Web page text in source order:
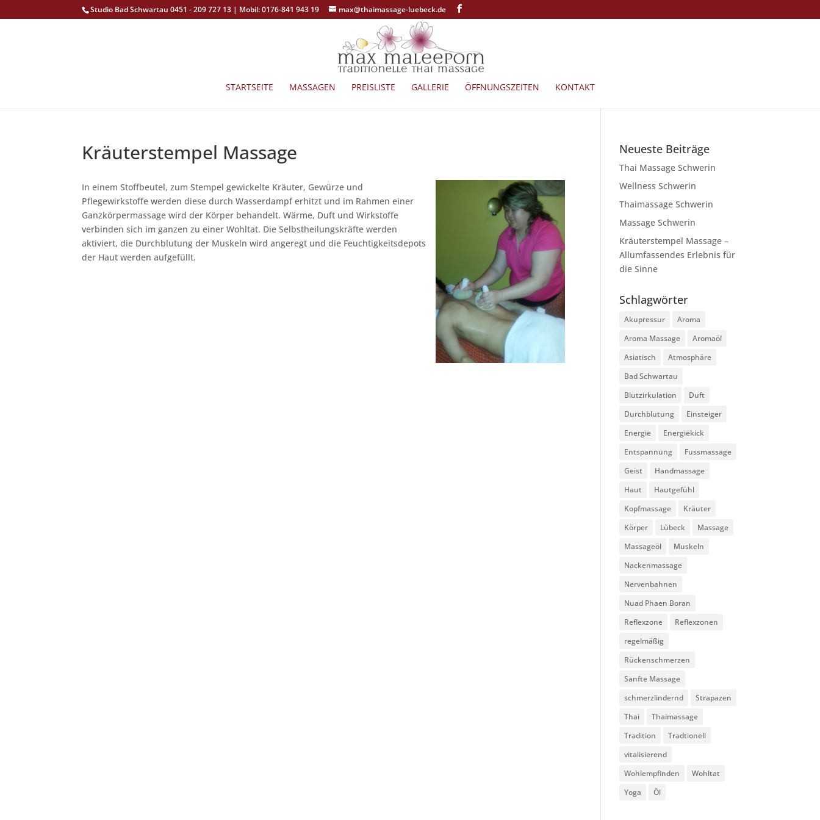
Studio Bad Schwartau 0451 - 209 727 13 | Mobil: 0176-841 943 19 max@thaimassage-luebeck.de
STARTSEITE MASSAGEN PREISLISTE GALLERIE ÖFFNUNGSZEITEN KONTAKT
Kräuterstempel Massage
In einem Stoffbeutel, zum Stempel gewickelte Kräuter, Gewürze und
Pflegewirkstoffe werden diese durch Wasserdampf erhitzt und im Rahmen einer
Ganzkörpermassage wird der Körper behandelt. Wärme, Duft und Wirkstoffe
verbinden sich im ganzen zu einer Wohltat. Die Selbstheilungskräfte werden
aktiviert, die Durchblutung der Muskeln wird angeregt und die Feuchtigkeitsdepots
der Haut werden aufgefüllt.
Neueste Beiträge
Thai Massage Schwerin
Wellness Schwerin
Thaimassage Schwerin
Massage Schwerin
Kräuterstempel Massage –
Allumfassendes Erlebnis für
die Sinne
Schlagwörter
Akupressur
Aroma
Aroma Massage
Aromaöl
Asiatisch
Atmosphäre
Bad Schwartau
Blutzirkulation
Duft
Durchblutung
Einsteiger
Energie
Energiekick
Entspannung
Fussmassage
Geist
Handmassage
Haut
Hautgefühl
Kopfmassage
Kräuter
Körper
Lübeck
Massage
Massageöl
Muskeln
Nackenmassage
Nervenbahnen
Nuad Phaen Boran
Reflexzone
Reflexzonen
regelmäßig
Rückenschmerzen
Sanfte Massage
schmerzlindernd
Strapazen
Thai
Thaimassage
Tradition
Tradtionell
vitalisierend
Wohlempfinden
Wohltat
Yoga
Öl